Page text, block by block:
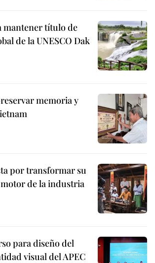
mantener título de
de la UNESCO Dak
memoria y
por transformar su
de la industria
para diseño del
visual del APEC